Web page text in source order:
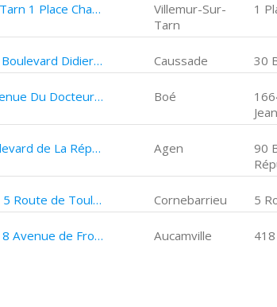
CIC Villemur-Sur-Tarn 1 Place Charles Ourgaut
Villemur-Sur-
Tarn
1
CIC Caussade 30 Boulevard Didier Rey Caussade 30
CIC Boé 1664 Avenue Du Docteur Jean Nogues Boé
CIC Agen 90 Boulevard de La République Agen
90
CIC Cornebarrieu 5 Route de Toulouse Cornebarrieu 5
CIC Aucamville 418 Avenue de Fronton Aucamville